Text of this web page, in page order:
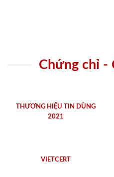
Chứng chỉ -
THƯƠNG HIỆU TIN DÙNG
2021
VIETCERT